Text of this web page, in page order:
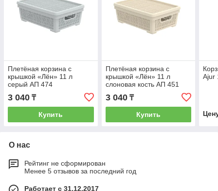
Плетёная корзина с
крышкой «Лён» 11 л
серый АП 474
3 040 ₸
Купить
Плетёная корзина с
крышкой «Лён» 11 л
слоновая кость АП 451
3 040₸
Купить
Ajur
О нас
Рейтинг не сформирован
Менее 5 отзывов за последний год
Работает с 31.12.2017